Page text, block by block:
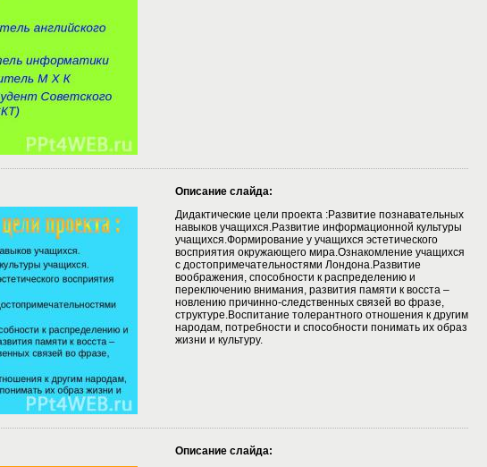
Описание слайда:
Дидактические цели проекта :Развитие познавательных
навыков учащихся.Развитие информационной культуры
учащихся.Формирование у учащихся эстетического
восприятия окружающего мира.Ознакомление учащихся
с достопримечательностями Лондона.Развитие
воображения, способности к распределению и
переключению внимания, развития памяти к восста –
новлению причинно-следственных связей во фразе,
структуре.Воспитание толерантного отношения к другим
народам, потребности и способности понимать их образ
жизни и культуру.
Описание слайда: